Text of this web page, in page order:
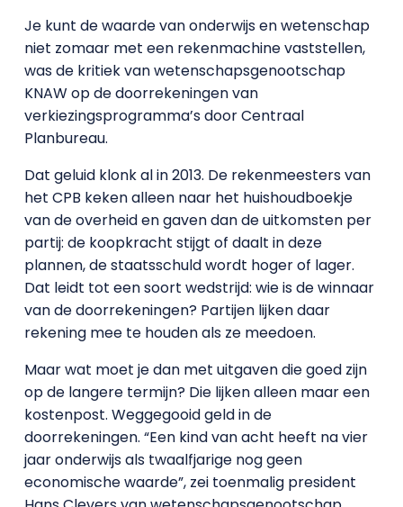
Je kunt de waarde van onderwijs en wetenschap
niet zomaar met een rekenmachine vaststellen,
was de kritiek van wetenschapsgenootschap
KNAW op de doorrekeningen van
verkiezingsprogramma’s door Centraal
Planbureau.
Dat geluid klonk al in 2013. De rekenmeesters van
het CPB keken alleen naar het huishoudboekje
van de overheid en gaven dan de uitkomsten per
partij: de koopkracht stijgt of daalt in deze
plannen, de staatsschuld wordt hoger of lager.
Dat leidt tot een soort wedstrijd: wie is de winnaar
van de doorrekeningen? Partijen lijken daar
rekening mee te houden als ze meedoen.
Maar wat moet je dan met uitgaven die goed zijn
op de langere termijn? Die lijken alleen maar een
kostenpost. Weggegooid geld in de
doorrekeningen. “Een kind van acht heeft na vier
jaar onderwijs als twaalfjarige nog geen
economische waarde”, zei toenmalig president